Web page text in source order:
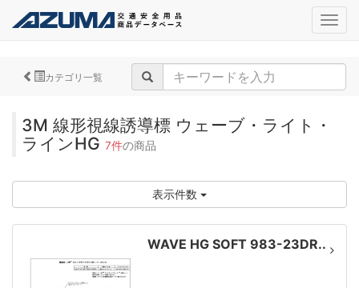
カテゴリ一覧
3M 線形視線誘導標 ウェーブ・ライト・
ラインHG 7件の商品
表示件数
WAVE HG SOFT 983-23DR..